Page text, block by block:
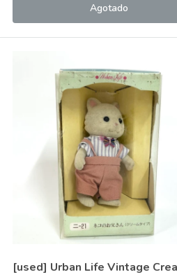
Agotado
[used] Urban Life Vintage